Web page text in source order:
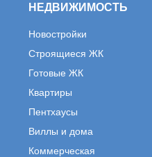
НЕДВИЖИМОСТЬ
Новостройки
Строящиеся ЖК
Готовые ЖК
Квартиры
Пентхаусы
Виллы и дома
Коммерческая